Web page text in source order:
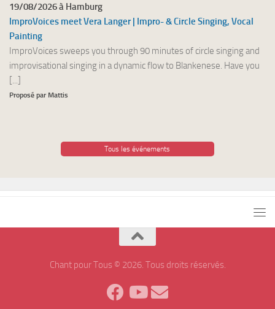
19/08/2026 à Hamburg
ImproVoices meet Vera Langer | Impro- & Circle Singing, Vocal
Painting
ImproVoices sweeps you through 90 minutes of circle singing and
improvisational singing in a dynamic flow to Blankenese. Have you
[...]
Proposé par Mattis
Tous les événements
Chant pour Tous © 2026. Tous droits réservés.